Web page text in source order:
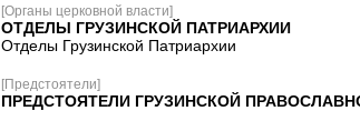
[Органы церковной власти]
ОТДЕЛЫ ГРУЗИНСКОЙ ПАТРИАРХИИ
Отделы Грузинской Патриархии
[Предстоятели]
ПРЕДСТОЯТЕЛИ ГРУЗИНСКОЙ